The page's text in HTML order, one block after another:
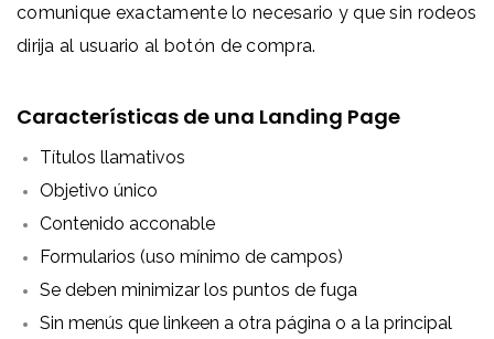
comunique exactamente lo necesario y que sin rodeos
dirija al usuario al botón de compra.
Características de una Landing Page
Títulos llamativos
Objetivo único
Contenido acconable
Formularios (uso mínimo de campos)
Se deben minimizar los puntos de fuga
Sin menús que linkeen a otra página o a la principal